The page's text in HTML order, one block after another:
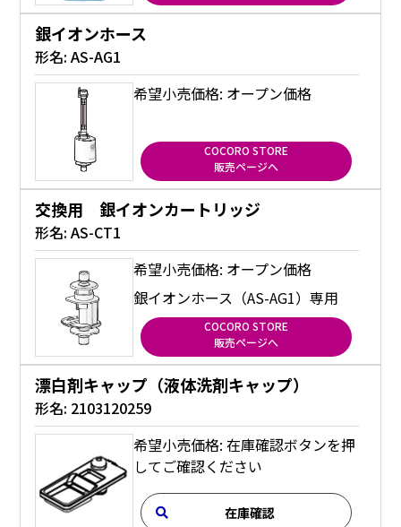
銀イオンホース
形名:AS-AG1
希望小売価格: オープン価格
COCORO STORE
販売ページへ
交換用 銀イオンカートリッジ
形名:AS-CT1
希望小売価格: オープン価格
銀イオンホース（AS-AG1）専用
COCORO STORE
販売ページへ
漂白剤キャップ（液体洗剤キャップ）
形名: 2103120259
希望小売価格: 在庫確認ボタンを押
してご確認ください
在庫確認